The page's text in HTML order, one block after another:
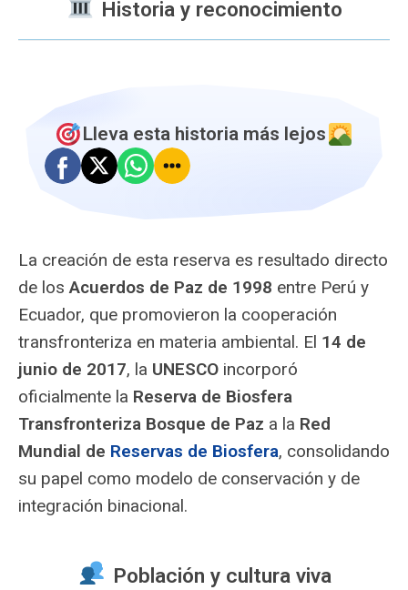
️ Historia y reconocimiento
Lleva esta historia más lejos
La creación de esta reserva es resultado directo
de losAcuerdos de Paz de 1998 entre Perú y
Ecuador, que promovieron la cooperación
transfronteriza en materia ambiental. El 14 de
junio de 2017, la UNESCO incorporó
oficialmente la Reserva de Biosfera
Transfronteriza Bosque de Paz a la Red
Mundial de Reservas de Biosfera, consolidando
su papel como modelo de conservación y de
integración binacional.
Población y cultura viva